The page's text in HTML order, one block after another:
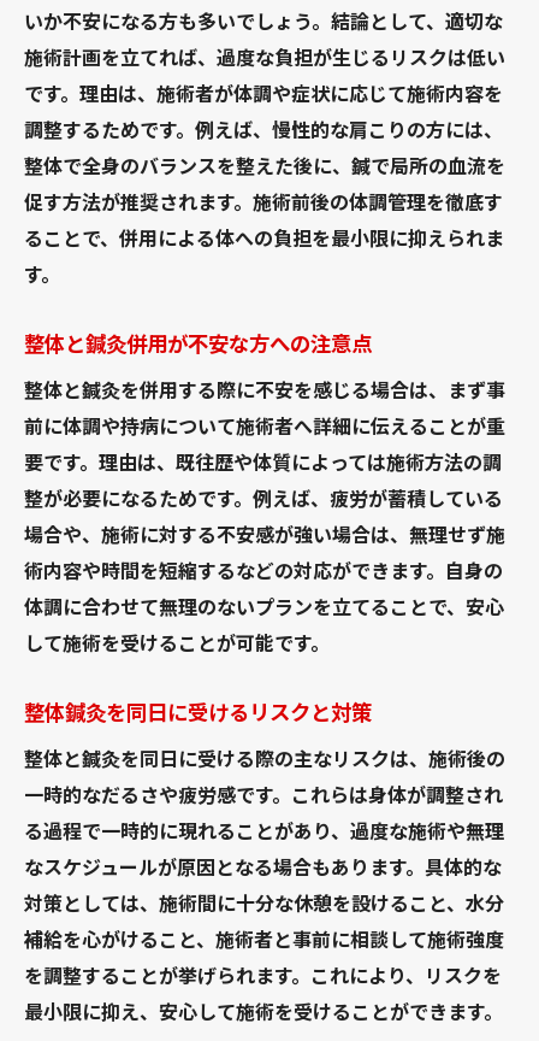
整体と鍼灸を併用する際の最適な流れ
整体と鍼灸の組み合わせ成功例と注意点
同じ日に整体と鍼灸は受けても大丈夫？
整体と鍼灸を同日に受けても問題ないか
整体鍼灸併用の体験談と専門家の見解
整体と鍼治療を同日に受ける際の注意点
整体鍼灸を同日に利用する際の判断基準
整体と鍼の順番や注意点を専門家が解説
整体と鍼治療の順番が効果に与える影響
整体と鍼灸併用時の順序と最適な流れ
整体鍼灸の併用時に守るべき注意事項
整体と鍼治療の順番を間違えないために
整体鍼灸併用時の体調管理とアドバイス
整体と鍼灸の順番に迷った時の考え方
整体と鍼灸併用で期待できる健康効果
整体鍼灸の併用による長期的な体調改善
整体と鍼治療の効果が高まる理由解説
整体鍼灸併用の効果的な活用事例紹介
整体と鍼灸で得られるリラックス効果とは
整体鍼灸併用がもたらす健康維持の秘訣
整体と鍼治療を安心して受ける判断基準
整体と鍼灸併用で安心できる選び方のコツ
いか不安になる方も多いでしょう。結論として、適切な
施術計画を立てれば、過度な負担が生じるリスクは低い
です。理由は、施術者が体調や症状に応じて施術内容を
調整するためです。例えば、慢性的な肩こりの方には、
整体で全身のバランスを整えた後に、鍼で局所の血流を
促す方法が推奨されます。施術前後の体調管理を徹底す
ることで、併用による体への負担を最小限に抑えられま
す。
整体と鍼灸併用が不安な方への注意点
整体と鍼灸を併用する際に不安を感じる場合は、まず事
前に体調や持病について施術者へ詳細に伝えることが重
要です。理由は、既往歴や体質によっては施術方法の調
整が必要になるためです。例えば、疲労が蓄積している
場合や、施術に対する不安感が強い場合は、無理せず施
術内容や時間を短縮するなどの対応ができます。自身の
体調に合わせて無理のないプランを立てることで、安心
して施術を受けることが可能です。
整体鍼灸を同日に受けるリスクと対策
整体と鍼灸を同日に受ける際の主なリスクは、施術後の
一時的なだるさや疲労感です。これらは身体が調整され
る過程で一時的に現れることがあり、過度な施術や無理
なスケジュールが原因となる場合もあります。具体的な
対策としては、施術間に十分な休憩を設けること、水分
補給を心がけること、施術者と事前に相談して施術強度
を調整することが挙げられます。これにより、リスクを
最小限に抑え、安心して施術を受けることができます。